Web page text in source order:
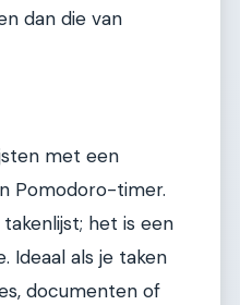
dan die van
met een
Pomodoro-timer.
het is een
Ideaal als je taken
documenten of